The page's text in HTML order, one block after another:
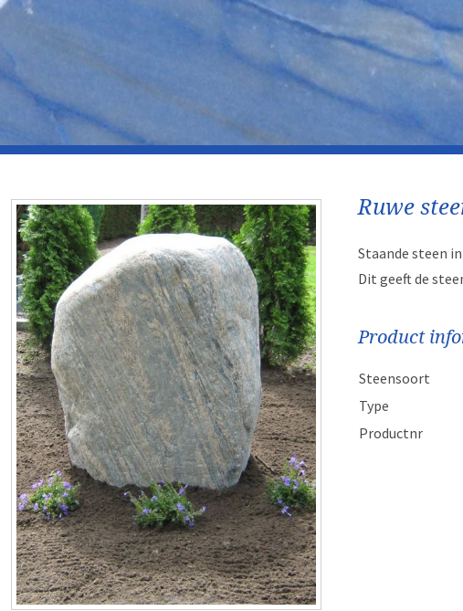
Ruwe
Staande steen
Dit geeft de
Product
Steensoort
Type
Productnr